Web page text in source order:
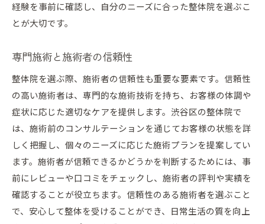
経験を事前に確認し、自分のニーズに合った整体院を選ぶこ
とが大切です。
専門施術と施術者の信頼性
整体院を選ぶ際、施術者の信頼性も重要な要素です。信頼性
の高い施術者は、専門的な施術技術を持ち、お客様の体調や
症状に応じた適切なケアを提供します。渋谷区の整体院で
は、施術前のコンサルテーションを通じてお客様の状態を詳
しく把握し、個々のニーズに応じた施術プランを提案してい
ます。施術者が信頼できるかどうかを判断するためには、事
前にレビューや口コミをチェックし、施術者の評判や実績を
確認することが役立ちます。信頼性のある施術者を選ぶこと
で、安心して整体を受けることができ、日常生活の質を向上